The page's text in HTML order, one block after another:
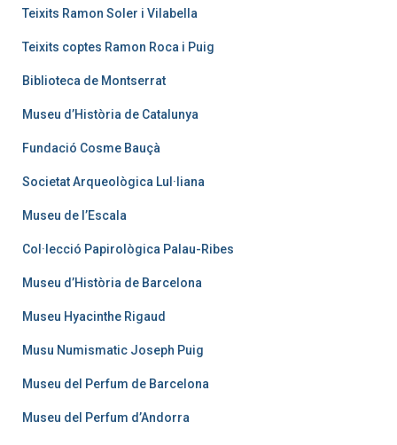
Teixits Ramon Soler i Vilabella
Teixits coptes Ramon Roca i Puig
Biblioteca de Montserrat
Museu d’Història de Catalunya
Fundació Cosme Bauçà
Societat Arqueològica Lul·liana
Museu de l’Escala
Col·lecció Papirològica Palau-Ribes
Museu d’Història de Barcelona
Museu Hyacinthe Rigaud
Musu Numismatic Joseph Puig
Museu del Perfum de Barcelona
Museu del Perfum d’Andorra